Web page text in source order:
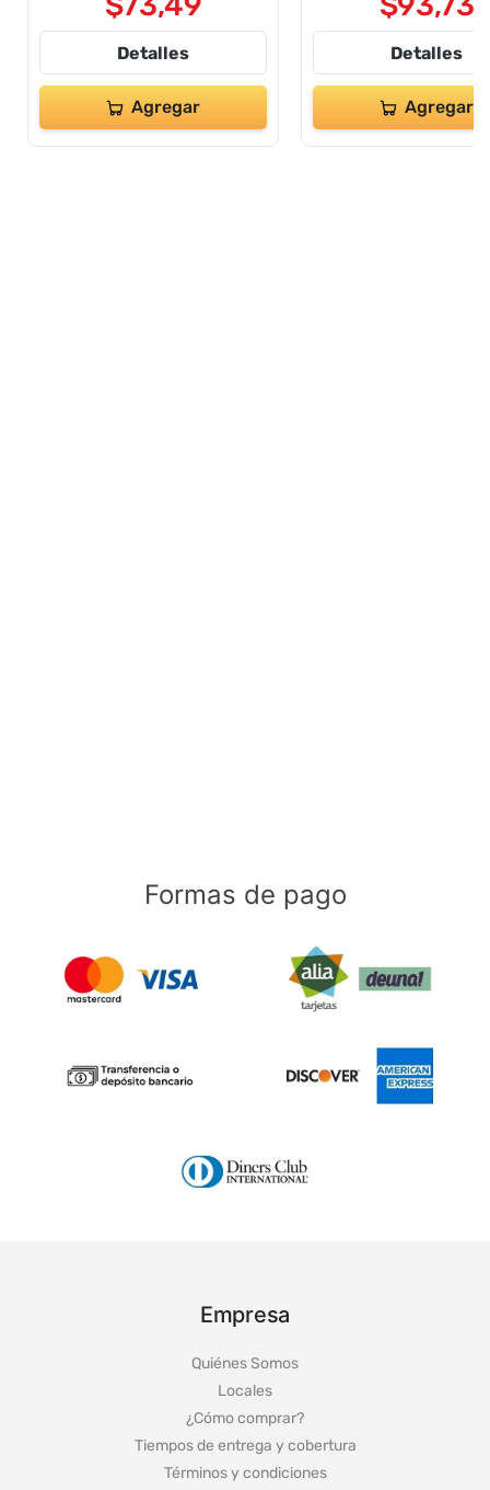
$73,49
Detalles
Agregar
$93,73
Detalles
Agregar
Formas de pago
Empresa
Quiénes Somos
Locales
¿Cómo comprar?
Tiempos de entrega y cobertura